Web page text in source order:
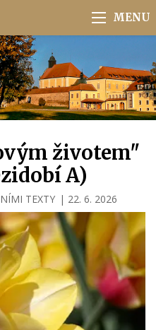
životem"
A)
TEXTY | 22. 6. 2026